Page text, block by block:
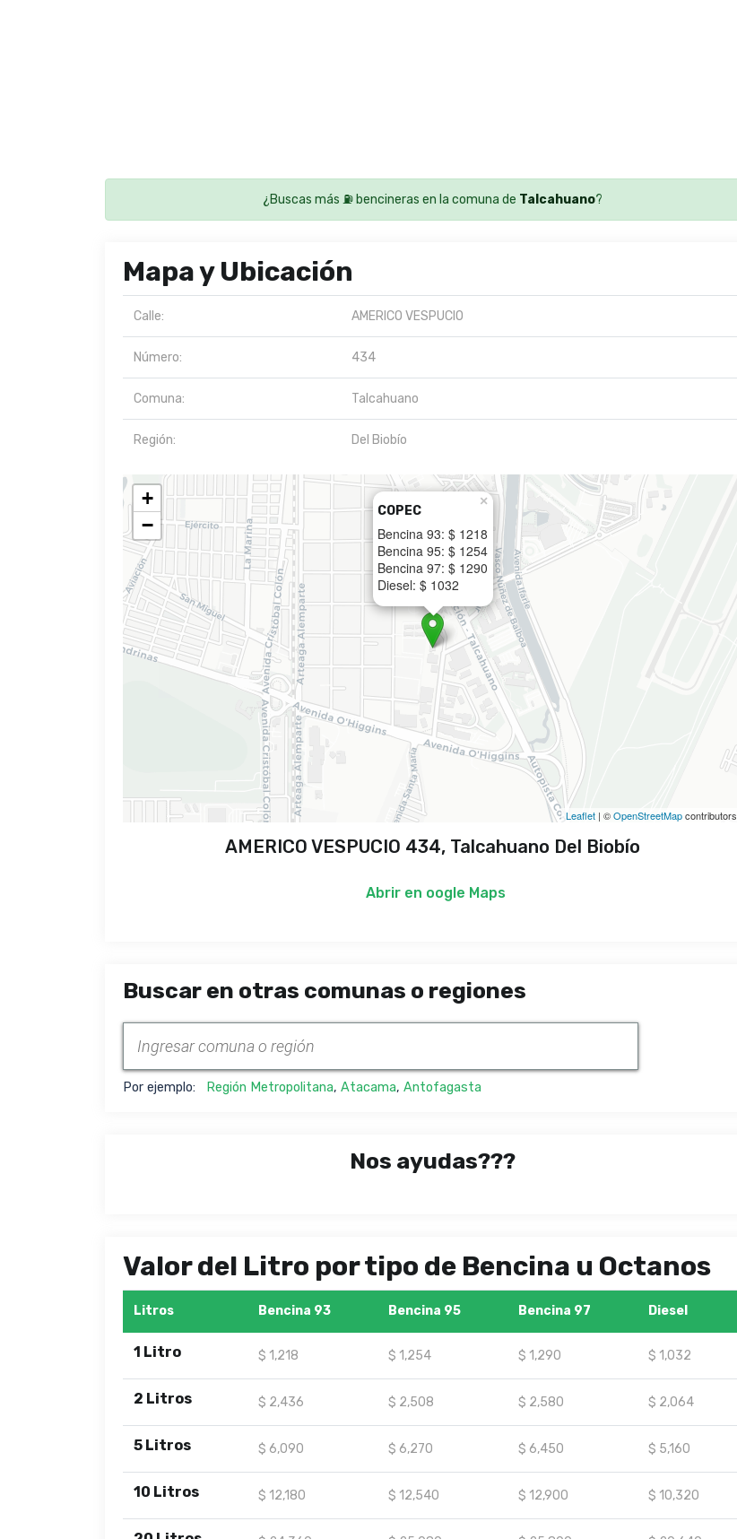
¿Buscas más ⛽ bencineras en la comuna de Talcahuano?
Mapa y Ubicación
Calle: AMERICO VESPUCIO
Número: 434
Comuna: Talcahuano
Región: Del Biobío
COPEC
Bencina 93: $ 1218
Bencina 95: $ 1254
Bencina 97: $ 1290
Diesel: $ 1032
×
+
−
Leaflet | ©OpenStreetMapcontributors
AMERICO VESPUCIO 434, Talcahuano Del Biobío
Abrir en oogle Maps
Buscar en otras comunas o regiones
Por ejemplo: Región Metropolitana, Atacama, Antofagasta
Nos ayudas???
Valor del Litro por tipo de Bencina u Octanos
Litros Bencina 93 Bencina 95 Bencina 97 Diesel
1 Litro $ 1,218 $ 1,254 $ 1,290 $ 1,032
2 Litros $ 2,436 $ 2,508 $ 2,580 $ 2,064
5 Litros $ 6,090 $ 6,270 $ 6,450 $ 5,160
10 Litros $ 12,180 $ 12,540 $ 12,900 $ 10,320